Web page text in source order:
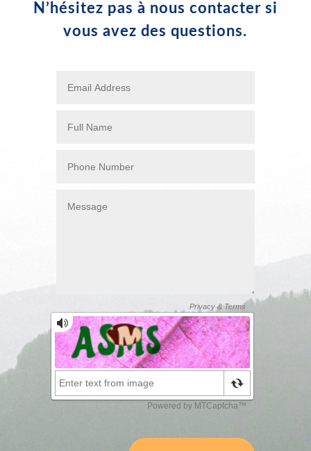
N’hésitez pas à nous contacter si
vous avez des questions.